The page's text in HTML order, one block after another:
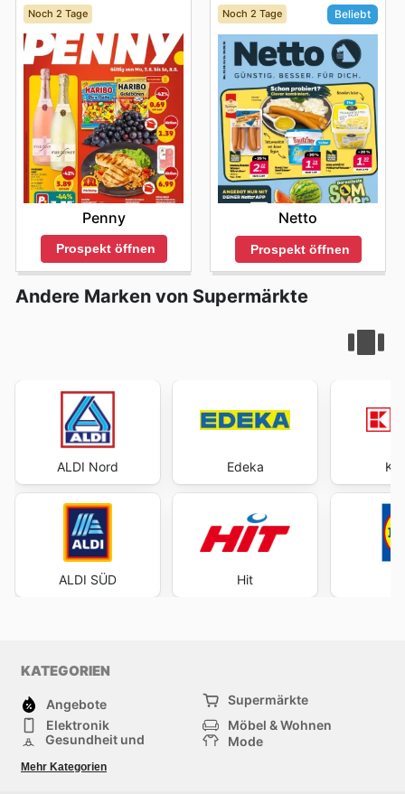
Noch 2 Tage
Penny
Prospekt öffnen
Noch 2 Tage Beliebt
Netto
Prospekt öffnen
Andere Marken von Supermärkte
ALDI Nord
ALDI SÜD
Edeka
Hit
KATEGORIEN
Angebote
Supermärkte
Elektronik
Möbel & Wohnen
Gesundheit und
Mode
Sportartikel und
Sportbekleidung
Mehr Kategorien